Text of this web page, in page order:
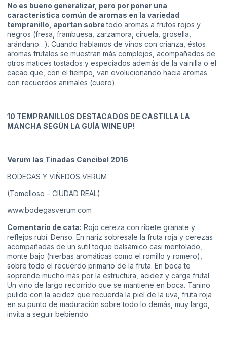
No es bueno generalizar, pero por poner una
característica común de aromas en la variedad
tempranillo, aportan sobretodo aromas a frutos rojos y
negros (fresa, frambuesa, zarzamora, ciruela, grosella,
arándano…). Cuando hablamos de vinos con crianza, éstos
aromas frutales se muestran más complejos, acompañados de
otros matices tostados y especiados además de la vainilla o el
cacao que, con el tiempo, van evolucionando hacia aromas
con recuerdos animales (cuero).
10 TEMPRANILLOS DESTACADOS DE CASTILLA LA
MANCHA SEGÚN LA GUÍA WINE UP!
Verum las Tinadas Cencibel 2016
BODEGAS Y VIÑEDOS VERUM
(Tomelloso – CIUDAD REAL)
www.bodegasverum.com
Comentario de cata: Rojo cereza con ribete granate y
reflejos rubí. Denso. En nariz sobresale la fruta roja y cerezas
acompañadas de un sutil toque balsámico casi mentolado,
monte bajo (hierbas aromáticas como el romillo y romero),
sobre todo el recuerdo primario de la fruta. En boca te
soprende mucho más por la estructura, acidez y carga frutal.
Un vino de largo recorrido que se mantiene en boca. Tanino
pulido con la acidez que recuerda la piel de la uva, fruta roja
en su punto de maduración sobre todo lo demás, muy largo,
invita a seguir bebiendo.